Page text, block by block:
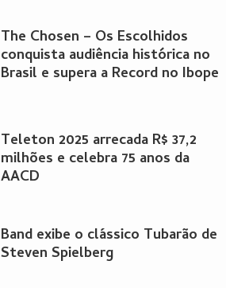
The Chosen – Os Escolhidos
conquista audiência histórica no
Brasil e supera a Record no Ibope
Teleton 2025 arrecada R$ 37,2
milhões e celebra 75 anos da
AACD
Band exibe o clássico Tubarão de
Steven Spielberg